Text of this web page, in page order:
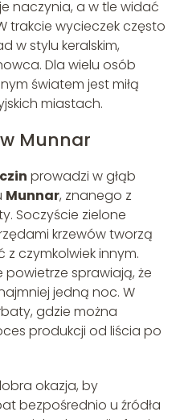
naczynia, a w tle widać
trakcie wycieczek często
w stylu keralskim,
Dla wielu osób
światem jest miłą
miastach.
Munnar
prowadzi w głąb
Munnar, znanego z
Soczyście zielone
krzewów tworzą
czymkolwiek innym.
powietrze sprawiają, że
jedną noc. W
gdzie można
produkcji od liścia po
okazja, by
bezpośrednio u źródła